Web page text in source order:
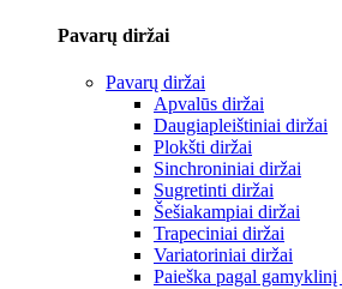
Pavarų diržai
Pavarų diržai
Apvalūs diržai
Daugiapleištiniai diržai
Plokšti diržai
Sinchroniniai diržai
Sugretinti diržai
Šešiakampiai diržai
Trapeciniai diržai
Variatoriniai diržai
Paieška pagal gamyklinį